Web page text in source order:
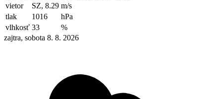
vietor
SZ, 8.29 m/s
tlak
1016
hPa
vlhkosť 33
%
zajtra, sobota 8. 8. 2026